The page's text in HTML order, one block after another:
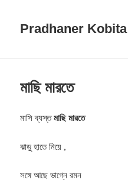
Pradhaner Kobita
মাছি মারতে
মাসি ব্যস্তমাছি মারতে
ঝাড়ু হাতে নিয়ে ,
সঙ্গে আছে ভাগ্নে রমন